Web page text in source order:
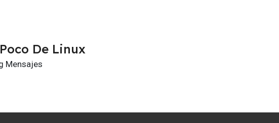
De Linux
Mensajes